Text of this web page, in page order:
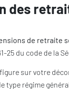
des
de retraite
25 du code de la
sur votre
type régime